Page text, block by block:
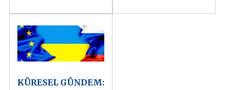
KÜRESEL GÜNDEM: